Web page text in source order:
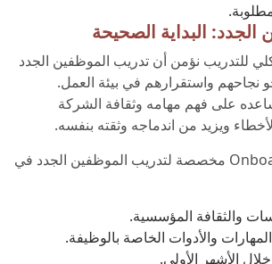
البداية الصحيحة
للتدريب نؤمن أن تدريب الموظفين الجدد
نجاحهم واستقرارهم في بيئة العمل.
على فهم مهامه وثقافة الشركة
ويزيد من اندماجه وثقته بنفسه.
نصمم برامج Onboarding مخصصة لتدريب الموظفين الجدد في
والثقافة المؤسسية.
والأدوات الخاصة بالوظيفة.
الأشهر الأولى.